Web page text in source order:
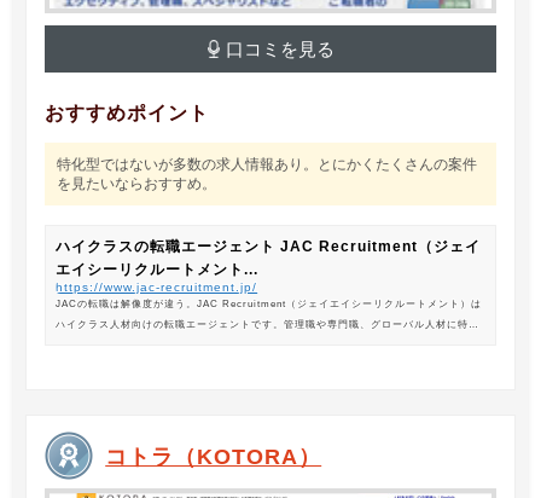
口コミを見る
おすすめポイント
特化型ではないが多数の求人情報あり。とにかくたくさんの案件
を見たいならおすすめ。
ハイクラスの転職エージェント JAC Recruitment（ジェイ
エイシーリクルートメント...
https://www.jac-recruitment.jp/
JACの転職は解像度が違う。JAC Recruitment（ジェイエイシーリクルートメント）は
ハイクラス人材向けの転職エージェントです。管理職や専門職、グローバル人材に特化
コトラ（KOTORA）